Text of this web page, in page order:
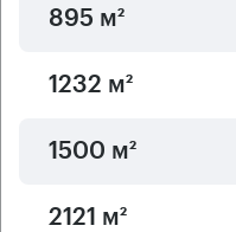
895 м²
1232 м²
1500 м²
2121 м²